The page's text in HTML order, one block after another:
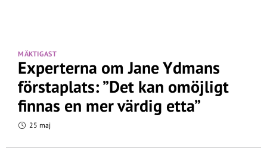
MÄKTIGAST
Experterna om Jane Ydmans
förstaplats: ”Det kan omöjligt
finnas en mer värdig etta”
25 maj